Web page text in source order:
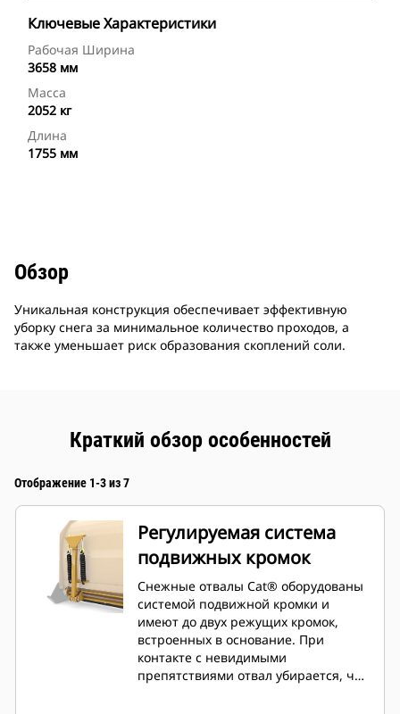
Ключевые Характеристики
Рабочая Ширина
3658 мм
Масса
2052 кг
Длина
1755 мм
Обзор
Уникальная конструкция обеспечивает эффективную
уборку снега за минимальное количество проходов, а
также уменьшает риск образования скоплений соли.
Краткий обзор особенностей
Отображение 1-3 из 7
Регулируемая система
подвижных кромок
Снежные отвалы Cat® оборудованы
системой подвижной кромки и
имеют до двух режущих кромок,
встроенных в основание. При
контакте с невидимыми
препятствиями отвал убирается, что